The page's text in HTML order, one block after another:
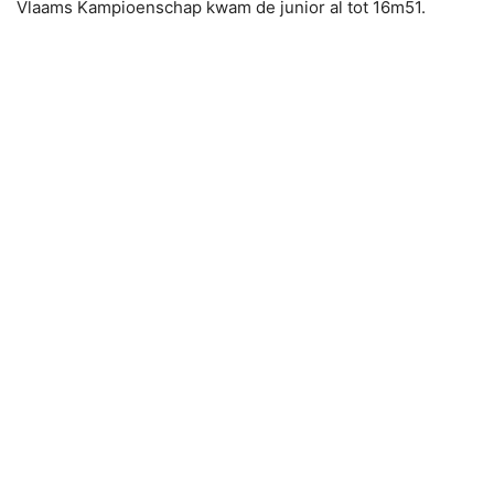
Vlaams Kampioenschap kwam de junior al tot 16m51.